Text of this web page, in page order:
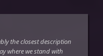
the closest description
where we stand with